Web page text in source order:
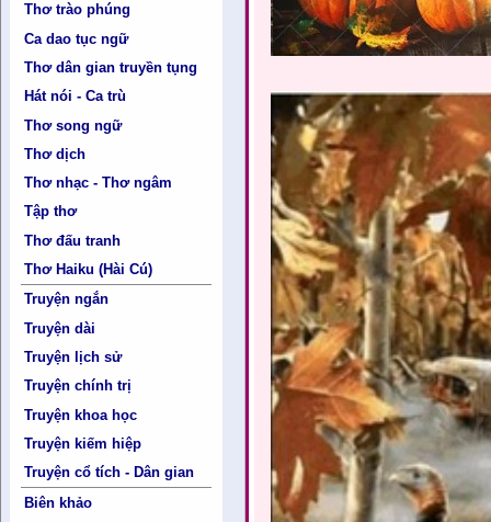
Thơ trào phúng
Ca dao tục ngữ
Thơ dân gian truyền tụng
Hát nói - Ca trù
Thơ song ngữ
Thơ dịch
Thơ nhạc - Thơ ngâm
Tập thơ
Thơ đấu tranh
Thơ Haiku (Hài Cú)
Truyện ngắn
Truyện dài
Truyện lịch sử
Truyện chính trị
Truyện khoa học
Truyện kiếm hiệp
Truyện cổ tích - Dân gian
Biên khảo